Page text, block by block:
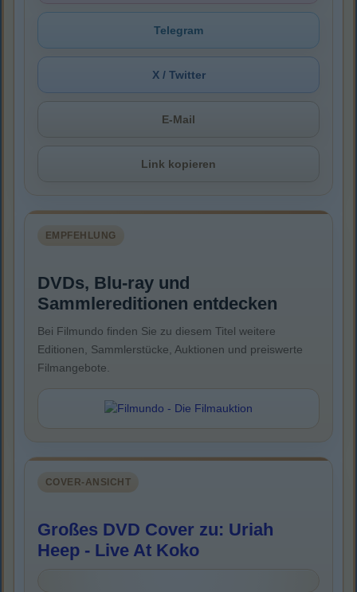
Telegram
X / Twitter
E-Mail
Link kopieren
EMPFEHLUNG
DVDs, Blu-ray und
Sammlereditionen entdecken
Bei Filmundo finden Sie zu diesem Titel weitere
Editionen, Sammlerstücke, Auktionen und preiswerte
Filmangebote.
COVER-ANSICHT
Großes DVD Cover zu: Uriah
Heep - Live At Koko